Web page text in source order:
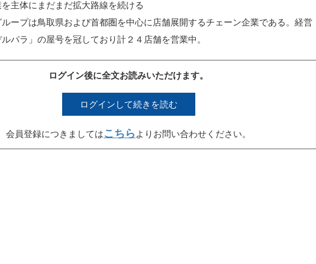
主体にまだまだ拡大路線を続ける
ループは鳥取県および首都圏を中心に店舗展開するチェーン企業である。経営
パラ」の屋号を冠しており計２４店舗を営業中。
ログイン後に全文お読みいただけます。
ログインして続きを読む
会員登録につきましてはこちら よりお問い合わせください。